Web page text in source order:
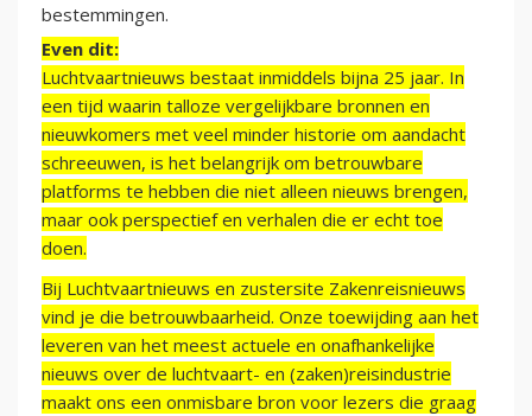
bestemmingen.
Even dit:
Luchtvaartnieuws bestaat inmiddels bijna 25 jaar. In
een tijd waarin talloze vergelijkbare bronnen en
nieuwkomers met veel minder historie om aandacht
schreeuwen, is het belangrijk om betrouwbare
platforms te hebben die niet alleen nieuws brengen,
maar ook perspectief en verhalen die er echt toe
doen.
Bij Luchtvaartnieuws en zustersite Zakenreisnieuws
vind je die betrouwbaarheid. Onze toewijding aan het
leveren van het meest actuele en onafhankelijke
nieuws over de luchtvaart- en (zaken)reisindustrie
maakt ons een onmisbare bron voor lezers die graag